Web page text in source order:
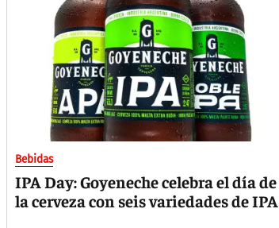
Bebidas
IPA Day: Goyeneche celebra el día de
la cerveza con seis variedades de IPA